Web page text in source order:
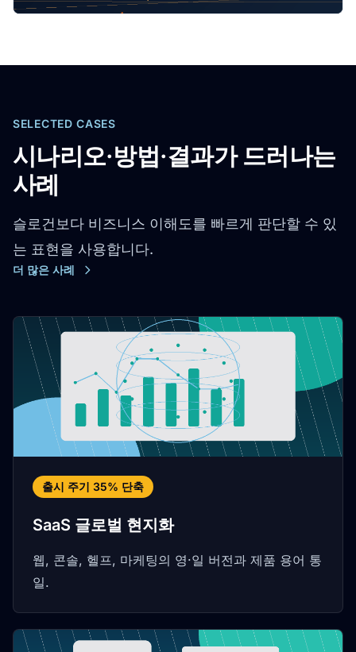
SELECTED CASES
시나리오·방법·결과가 드러나는
사례
슬로건보다 비즈니스 이해도를 빠르게 판단할 수 있
는 표현을 사용합니다.
더 많은 사례
출시 주기 35% 단축
SaaS 글로벌 현지화
웹, 콘솔, 헬프, 마케팅의 영·일 버전과 제품 용어 통
일.